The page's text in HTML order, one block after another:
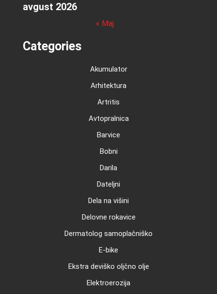
avgust 2026
« Maj
Categories
Akumulator
Arhitektura
Artritis
Avtopralnica
Barvice
Bobni
Darila
Dateljni
Dela na višini
Delovne rokavice
Dermatolog samoplačniško
E-bike
Ekstra deviško oljčno olje
Elektroerozija